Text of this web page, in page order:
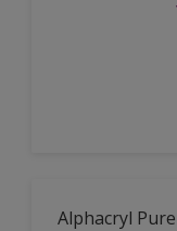
Alphacryl